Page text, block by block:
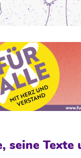
seine Texte